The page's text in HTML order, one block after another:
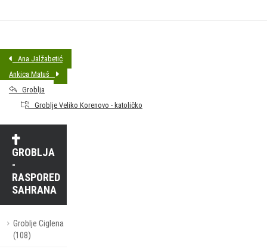
Ana Jalžabetić
Ankica Matuš
Groblja
Groblje Veliko Korenovo - katoličko
GROBLJA
-
RASPORED
SAHRANA
Groblje Ciglena
(108)